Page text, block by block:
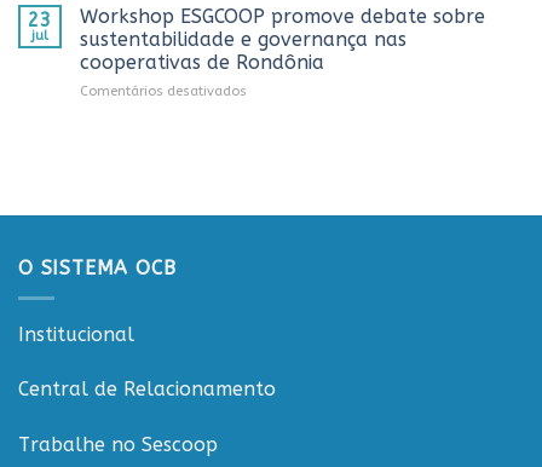
Caminhoneiro
promovida
pela
Cooperativa
OCB/RO
recebe
representantes
do
Conecta
23
jul
Workshop ESGCOOP promove debate sobre
sustentabilidade e governança nas
cooperativas de Rondônia
Comentários desativados
sustentabilidade
O SISTEMA OCB
Institucional
Central de Relacionamento
Trabalhe no Sescoop